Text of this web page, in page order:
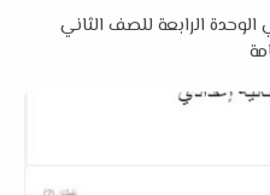
الوحدة الرابعة للصف الثاني